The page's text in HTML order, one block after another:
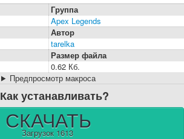
Группа
Apex Legends
Автор
tarelka
Размер файла
0.62 Кб.
Предпросмотр макроса
Как устанавливать?
СКАЧАТЬ
Загрузок 1613